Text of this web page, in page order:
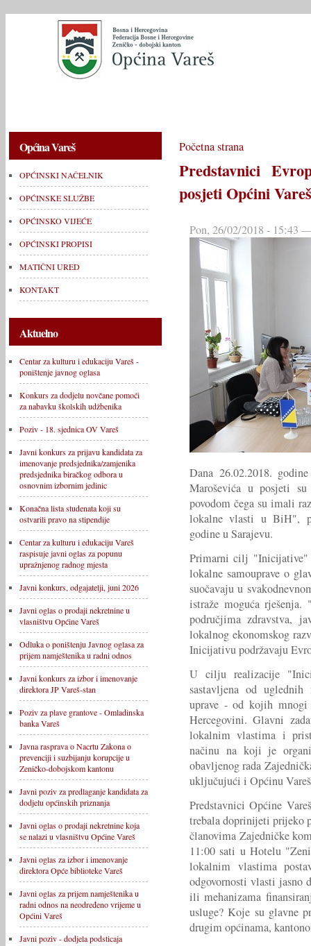
Općina Vareš
OPĆINSKI NAČELNIK
OPĆINSKE SLUŽBE
OPĆINSKO VIJEĆE
OPĆINSKI PROPISI
MATIČNI URED
KONTAKT
Aktuelno
Centar za kulturu i edukaciju Vareš -
poništenje javnog oglasa
Konkurs za dodjelu novčane pomoći
za nabavku školskih udžbenika
Poziv - 18. sjednica OV Vareš
Javni konkurs za prijavu kandidata za
imenovanje predsjednika/zamjenika
predsjednika biračkog odbora u
osnovnim izbornim jedinic
Konačna lista studenata koji su
ostvarili pravo na stipendije
Centar za kulturu i edukaciju Vareš
raspisuje javni oglas za popunu
upražnjenog radnog mjesta
Javni konkurs, odgajatelji, juni 2026
Javni oglas o prodaji nekretnine u
vlasništvu Općine Vareš
Odluka o poništenju Javnog oglasa za
prijem namještenika u radni odnos
Javni konkurs za izbor i imenovanje
direktora JP Vareš-stan
Poziv za plave grantove - Omladinska
banka Vareš
Javna rasprava o Nacrtu Zakona o
prevenciji i suzbijanju korupcije u
Zeničko-dobojskom kantonu
Javni poziv za predlaganje kandidata za
dodjelu općinskih priznanja
Javni oglas o prodaji nekretnine koja
se nalazi u vlasništvu Općine Vareš
Javni oglas za izbor i imenovanje
direktora Opće biblioteke Vareš
Javni oglas za prijem namještenika u
radni odnos na neodređeno vrijeme u
Općini Vareš
Javni poziv - dodjela podsticaja
Početna strana
Predstavnici
posjeti Općini Vareš
Pon, 26/02/2018 - 15:43
Dana 26.02.2018.
Maroševića u posjeti
povodom čega su imali
lokalne vlasti u BiH",
godine u Sarajevu.
Primarni cilj "Inicijative"
lokalne samouprave o
suočavaju u
istraže moguća
područjima zdravstva,
lokalnog ekonomskog
Inicijativu podržavaju
U cilju realizacije
sastavljena od
uprave - od kojih
Hercegovini. Glavni
lokalnim vlastima i
načinu na koji je
obavljenog rada
uključujući i Općinu
Predstavnici Općine
trebala doprinijeti prijeko
članovima Zajedničke
11:00 sati u Hotelu
lokalnim vlastima
odgovornosti vlasti jasno
ili mehanizama
usluge? Koje su glavne
drugim općinama,